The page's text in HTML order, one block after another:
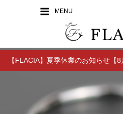
MENU
【FLACIA】夏季休業のお知らせ【